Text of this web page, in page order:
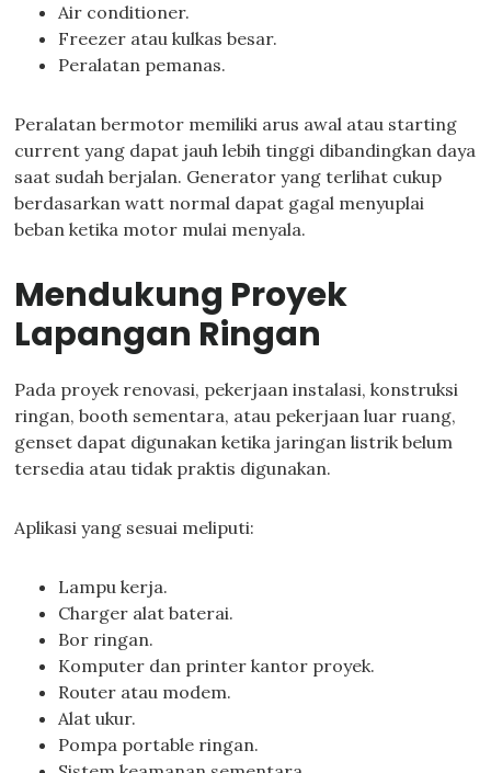
Air conditioner.
Freezer atau kulkas besar.
Peralatan pemanas.
Peralatan bermotor memiliki arus awal atau starting
current yang dapat jauh lebih tinggi dibandingkan daya
saat sudah berjalan. Generator yang terlihat cukup
berdasarkan watt normal dapat gagal menyuplai
beban ketika motor mulai menyala.
Mendukung Proyek
Lapangan Ringan
Pada proyek renovasi, pekerjaan instalasi, konstruksi
ringan, booth sementara, atau pekerjaan luar ruang,
genset dapat digunakan ketika jaringan listrik belum
tersedia atau tidak praktis digunakan.
Aplikasi yang sesuai meliputi:
Lampu kerja.
Charger alat baterai.
Bor ringan.
Komputer dan printer kantor proyek.
Router atau modem.
Alat ukur.
Pompa portable ringan.